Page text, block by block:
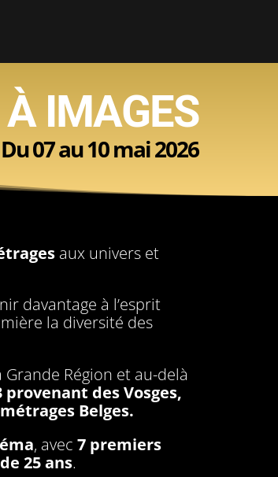
IMAGES
Du 07 au 10 mai 2026
aux univers et
davantage à l’esprit
la diversité des
Région et au-delà
des Vosges,
Belges.
, avec7 premiers
25 ans.